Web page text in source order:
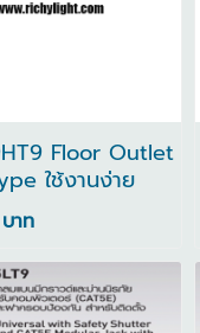
Floor Outlet
ใช้งานง่าย
าท